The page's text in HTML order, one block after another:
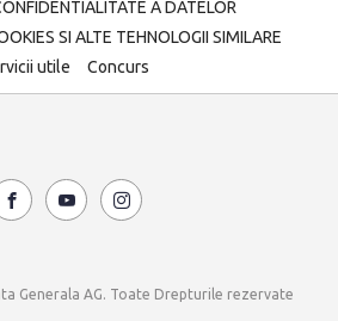
A DATELOR
SI ALTE TEHNOLOGII SIMILARE
utile
Concurs
Generala AG. Toate Drepturile rezervate